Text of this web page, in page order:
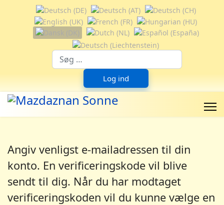
Vælg dit sprog
Log ind
Angiv venligst e-mailadressen til din
konto. En verificeringskode vil blive
sendt til dig. Når du har modtaget
verificeringskoden vil du kunne vælge en